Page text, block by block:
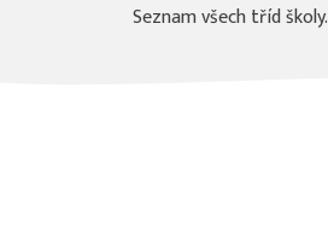
Seznam všech tříd školy.